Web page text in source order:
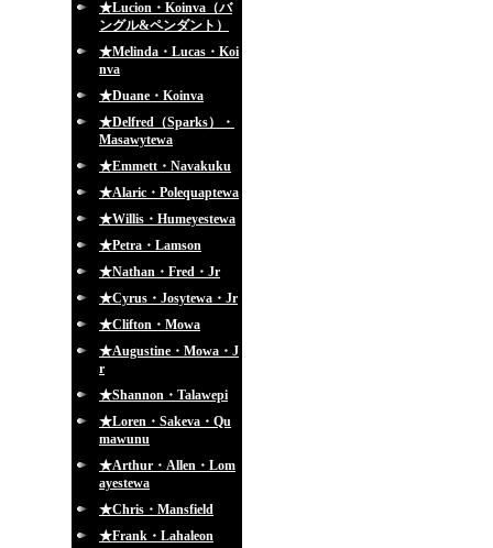
★Lucion・Koinva（バ
ングル&ペンダント）
★Melinda・Lucas・Koi
nva
★Duane・Koinva
★Delfred（Sparks）・
Masawytewa
★Emmett・Navakuku
★Alaric・Polequaptewa
★Willis・Humeyestewa
★Petra・Lamson
★Nathan・Fred・Jr
★Cyrus・Josytewa・Jr
★Clifton・Mowa
★Augustine・Mowa・J
r
★Shannon・Talawepi
★Loren・Sakeva・Qu
mawunu
★Arthur・Allen・Lom
ayestewa
★Chris・Mansfield
★Frank・Lahaleon